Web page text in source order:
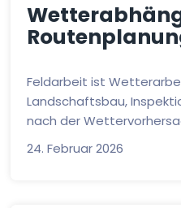
Feldarbeit ist
Landschaftsbau,
nach der
24. Februar 2026